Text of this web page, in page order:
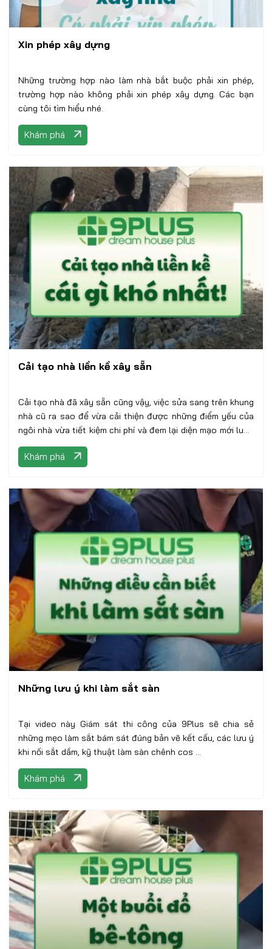
Xin phép xây dựng
Những trường hợp nào làm nhà bắt buộc phải xin phép,
trường hợp nào không phải xin phép xây dựng. Các bạn
cùng tôi tìm hiểu nhé.
Khám phá
Cải tạo nhà liền kề xây sẵn
Cải tạo nhà đã xây sẵn cũng vậy, việc sửa sang trên khung
nhà cũ ra sao để vừa cải thiện được những điểm yếu của
ngôi nhà vừa tiết kiệm chi phí và đem lại diện mạo mới luôn
là bài toán khó cho các kiến trúc sư! -----‐‐---------‐-----------
------------
Khám phá
Những lưu ý khi làm sắt sàn
Tại video này Giám sát thi công của 9Plus sẽ chia sẻ
những mẹo làm sắt bám sát đúng bản vẽ kết cấu, các lưu ý
khi nối sắt dầm, kỹ thuật làm sàn chênh cos ...
Khám phá